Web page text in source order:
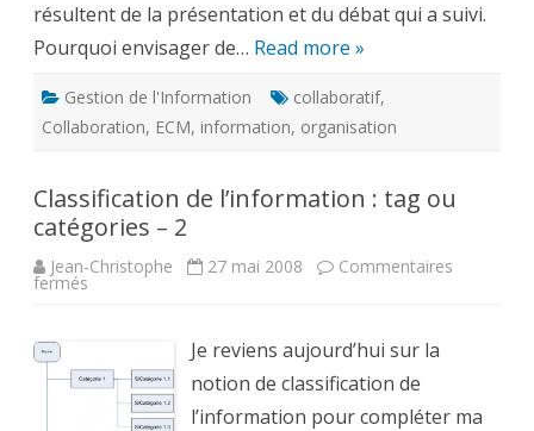
résultent de la présentation et du débat qui a suivi.
Pourquoi envisager de… Read more »
Gestion de l'Information collaboratif,
Collaboration, ECM, information, organisation
Classification de l’information : tag ou
catégories – 2
Jean-Christophe 27 mai 2008 Commentaires
fermés
tag
ou
catégories
Je reviens aujourd’hui sur la
notion de classification de
l’information pour compléter ma